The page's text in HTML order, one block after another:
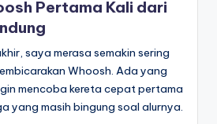
Pertama Kali dari
saya merasa semakin sering
Whoosh. Ada yang
mencoba kereta cepat pertama
yang masih bingung soal alurnya.